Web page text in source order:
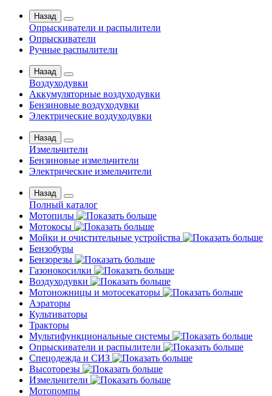
Назад
Опрыскиватели и распылители
Опрыскиватели
Ручные распылители
Назад
Воздуходувки
Аккумуляторные воздуходувки
Бензиновые воздуходувки
Электрические воздуходувки
Назад
Измельчители
Бензиновые измельчители
Электрические измельчители
Назад
Полный каталог
Мотопилы
Мотокосы
Мойки и очистительные устройства
Бензобуры
Бензорезы
Газонокосилки
Воздуходувки
Мотоножницы и мотосекаторы
Аэраторы
Культиваторы
Тракторы
Мультифункциональные системы
Опрыскиватели и распылители
Спецодежда и СИЗ
Высоторезы
Измельчители
Мотопомпы